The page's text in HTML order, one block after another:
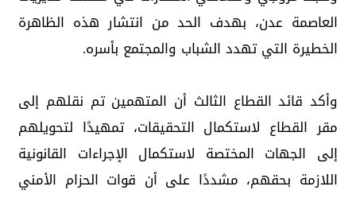
العاصمة عدن، بهدف الحد من انتشار هذه الظاهرة
الخطيرة التي تهدد الشباب والمجتمع بأسره.
وأكد قائد القطاع الثالث أن المتهمين تم نقلهم إلى
مقر القطاع لاستكمال التحقيقات، تمهيدًا لتحويلهم
إلى الجهات المختصة لاستكمال الإجراءات القانونية
اللازمة بحقهم، مشددًا على أن قوات الحزام الأمني